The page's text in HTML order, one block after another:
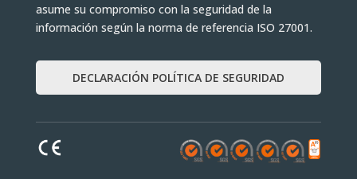
asume su compromiso con la seguridad de la
información según la norma de referencia ISO 27001.
DECLARACIÓN POLÍTICA DE SEGURIDAD